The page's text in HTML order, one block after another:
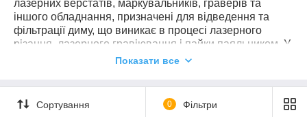
лазерних верстатів, маркувальників, граверів та
іншого обладнання, призначені для відведення та
фільтрації диму, що виникає в процесі лазерного
різання, лазерного гравіювання і пайки паяльником. У
даній групі представлені моделі розраховані на одне
Якщо у Вас виникають труднощі при виборі, то
наші менеджери допоможуть вам підібрати
Показати все
Сортування 0 Фільтри